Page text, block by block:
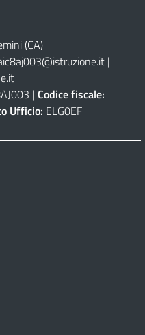
(CA)
|
| Codice fiscale:
Ufficio: ELG0EF